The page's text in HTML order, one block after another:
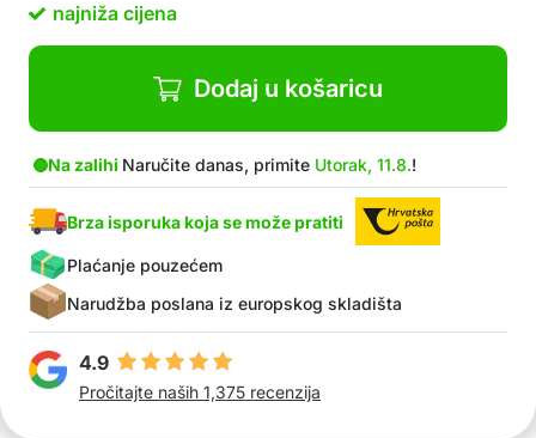
preciznu kontrolu količine vode
Univerzalna upotreba – prikladno za lončanice,
vrtove, travnjake, staklenike i male farme
Ravnomjerna distribucija vode
Automatsko ispiranje sprječava nakupljanje
prljavštine i produžuje vijek trajanja sustava
U paketu: 50x dripper
najniža cijena
Dodaj u košaricu
Na zalihi Naručite danas, primite Utorak, 11.8.!
Brza isporuka koja se može pratiti
Plaćanje pouzećem
Narudžba poslana iz europskog skladišta
4.9
Pročitajte naših 1,375 recenzija